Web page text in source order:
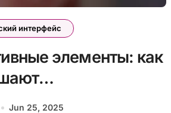
интерфейс
элементы: как
с
Jun 25, 2025